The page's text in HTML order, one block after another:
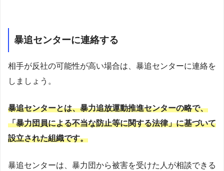
暴追センターに連絡する
相手が反社の可能性が高い場合は、暴追センターに連絡を
しましょう。
暴追センターとは、暴力追放運動推進センターの略で、
「暴力団員による不当な防止等に関する法律」に基づいて
設立された組織です。
暴追センターは、暴力団から被害を受けた人が相談できる